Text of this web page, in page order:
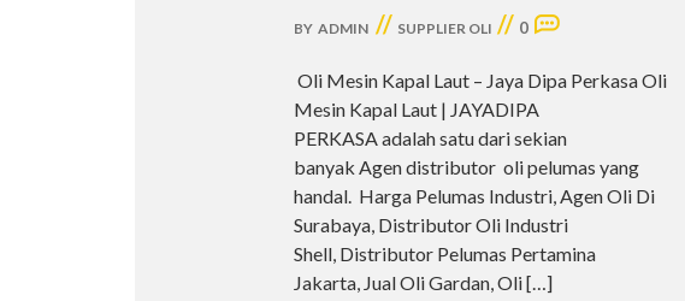
BY ADMIN // SUPPLIER OLI // 0
Oli Mesin Kapal Laut – Jaya Dipa Perkasa Oli
Mesin Kapal Laut | JAYADIPA
PERKASA adalah satu dari sekian
banyak Agen distributor oli pelumas yang
handal. Harga Pelumas Industri, Agen Oli Di
Surabaya, Distributor Oli Industri
Shell, Distributor Pelumas Pertamina
Jakarta, Jual Oli Gardan, Oli[…]